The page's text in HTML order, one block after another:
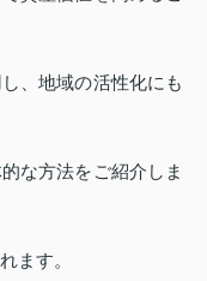
、地域の活性化にも
な方法をご紹介しま
ます。